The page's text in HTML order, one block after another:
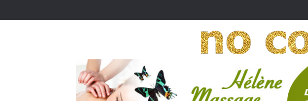
Culture Eco Societe Decouvertes